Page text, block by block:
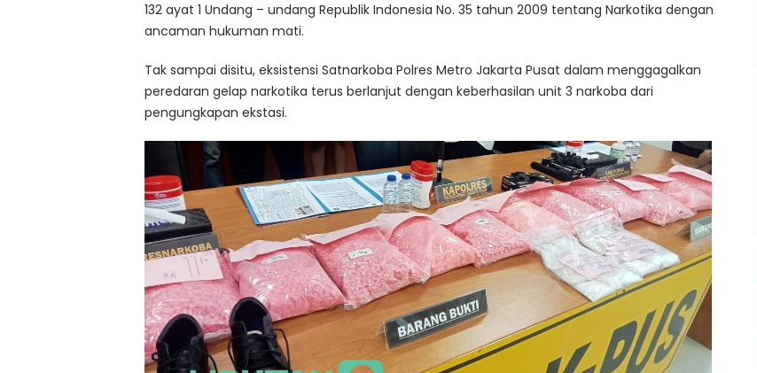
132 ayat 1 Undang – undang Republik Indonesia No. 35 tahun 2009 tentang Narkotika dengan
ancaman hukuman mati.
Tak sampai disitu, eksistensi Satnarkoba Polres Metro Jakarta Pusat dalam menggagalkan
peredaran gelap narkotika terus berlanjut dengan keberhasilan unit 3 narkoba dari
pengungkapan ekstasi.